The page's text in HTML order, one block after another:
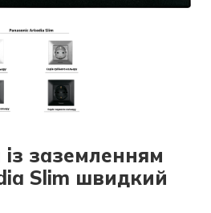
заземленням
Slim швидкий